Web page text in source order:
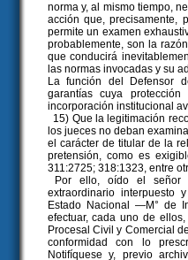
norma y, al mismo tiempo,
acción que, precisamente,
permite un examen
probablemente, son la
que conducirá
las normas invocadas y su
La función del Defensor
garantías cuya
incorporación institucional
15) Que la legitimación
los jueces no deban
el carácter de titular de la
pretensión, como es
311:2725; 318:1323, entre
Por ello, oído el señor
extraordinario interpuesto
Estado Nacional —M° de
efectuar, cada uno de
Procesal Civil y Comercial
conformidad con lo
Notifíquese y, previo